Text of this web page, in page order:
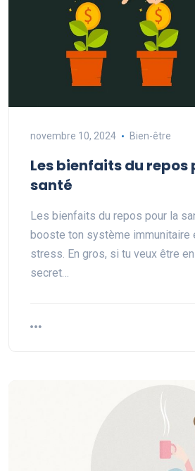
novembre 10, 2024 Bien-être
Les bienfaits du repos
santé
Les bienfaits du repos pour la
booste ton système immunitaire
stress. En gros, si tu veux être
secret…